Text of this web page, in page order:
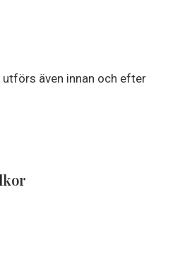
utförs även innan och efter